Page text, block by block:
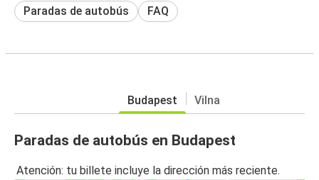
Paradas de autobús FAQ
Budapest Vilna
Paradas de autobús en Budapest
Atención: tu billete incluye la dirección más reciente.